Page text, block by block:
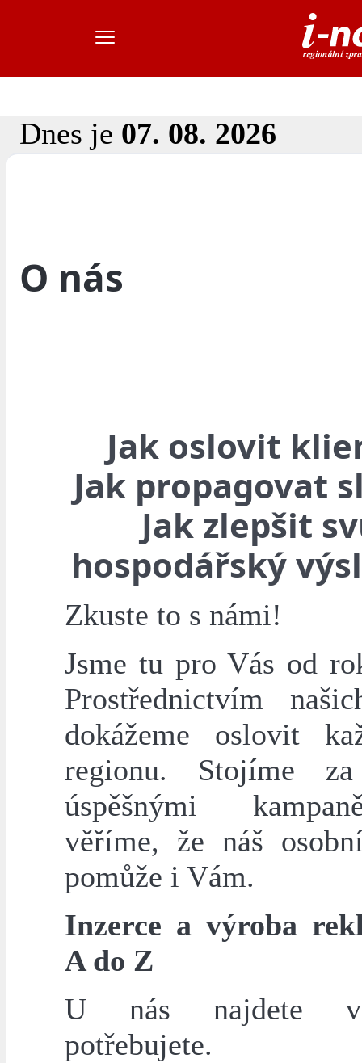
Dnes je 07. 08. 2026
O nás
Jak oslovit
Jak propagovat
Jak zlepšit
hospodářský
Zkuste to s námi!
Jsme tu pro Vás od
Prostřednictvím
dokážeme oslovit
regionu. Stojíme
úspěšnými
věříme, že náš
pomůže i Vám.
Inzerce a výroba
A do Z
U nás najdete
potřebujete.